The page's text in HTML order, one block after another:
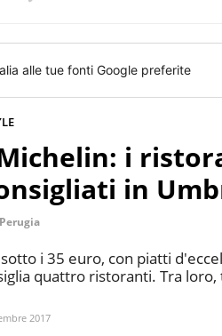
alle tue fonti Google preferite
i
in
Perugia
i 35 euro, con piatti
quattro ristoranti. Tra
2017